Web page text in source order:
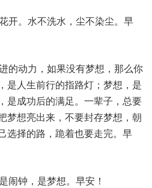
开。水不洗水，尘不染尘。早
的动力，如果没有梦想，那么你
是人生前行的指路灯；梦想，是
是成功后的满足。一辈子，总要
梦想亮出来，不要封存梦想，朝
选择的路，跪着也要走完。早
闹钟，是梦想。早安！